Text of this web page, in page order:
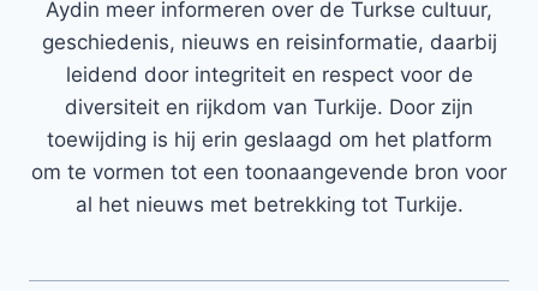
Aydin meer informeren over de Turkse cultuur,
geschiedenis, nieuws en reisinformatie, daarbij
leidend door integriteit en respect voor de
diversiteit en rijkdom van Turkije. Door zijn
toewijding is hij erin geslaagd om het platform
om te vormen tot een toonaangevende bron voor
al het nieuws met betrekking tot Turkije.